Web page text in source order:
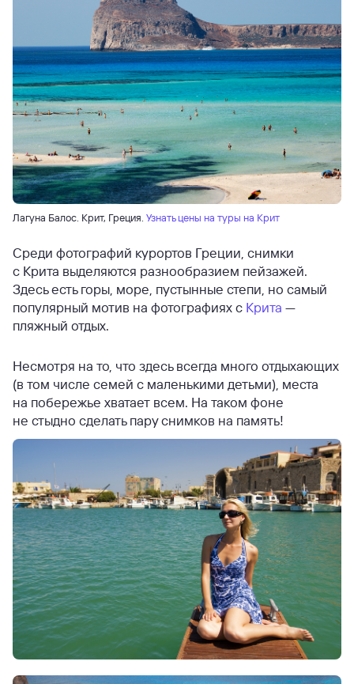
Лагуна Балос. Крит, Греция. Узнать цены на туры на Крит
Среди фотографий курортов Греции, снимки
с Крита выделяются разнообразием пейзажей.
Здесь есть горы, море, пустынные степи, но самый
популярный мотив на фотографиях с Крита —
пляжный отдых.
Несмотря на то, что здесь всегда много отдыхающих
(в том числе семей с маленькими детьми), места
на побережье хватает всем. На таком фоне
не стыдно сделать пару снимков на память!